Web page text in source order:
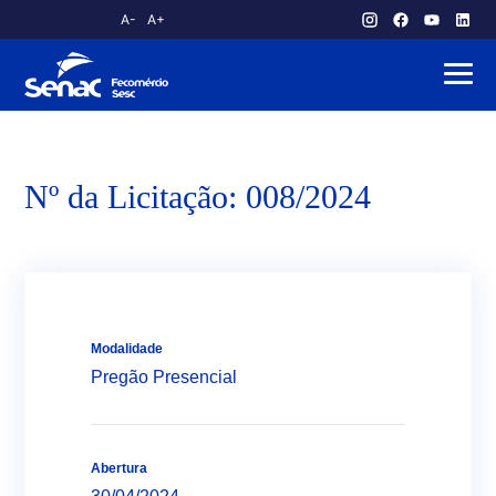
A- A+
atendimento.publico@am.senac.br
Sobre o Senac
Nº da Licitação: 008/2024
Modalidade
Pregão Presencial
Abertura